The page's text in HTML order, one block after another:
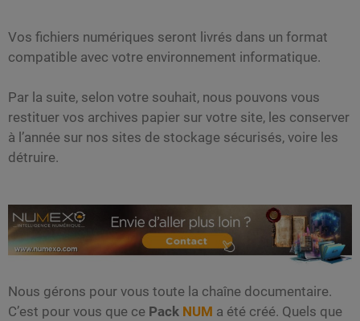
Vos fichiers numériques seront livrés dans un format
compatible avec votre environnement informatique.
Par la suite, selon votre souhait, nous pouvons vous
restituer vos archives papier sur votre site, les conserver
à l’année sur nos sites de stockage sécurisés, voire les
détruire.
Nous gérons pour vous toute la chaîne documentaire.
C’est pour vous que ce Pack NUM a été créé. Quels que